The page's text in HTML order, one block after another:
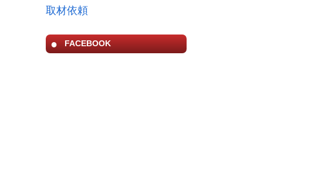
取材依頼
FACEBOOK